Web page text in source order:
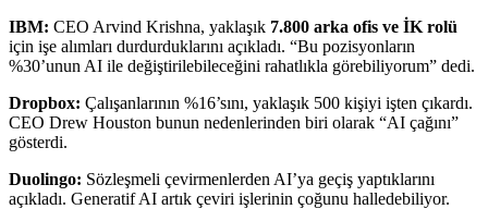
IBM: CEO Arvind Krishna, yaklaşık 7.800 arka ofis ve İK rolü
için işe alımları durdurduklarını açıkladı. “Bu pozisyonların
%30’unun AI ile değiştirilebileceğini rahatlıkla görebiliyorum” dedi.
Dropbox: Çalışanlarının %16’sını, yaklaşık 500 kişiyi işten çıkardı.
CEO Drew Houston bunun nedenlerinden biri olarak “AI çağını”
gösterdi.
Duolingo: Sözleşmeli çevirmenlerden AI’ya geçiş yaptıklarını
açıkladı. Generatif AI artık çeviri işlerinin çoğunu halledebiliyor.